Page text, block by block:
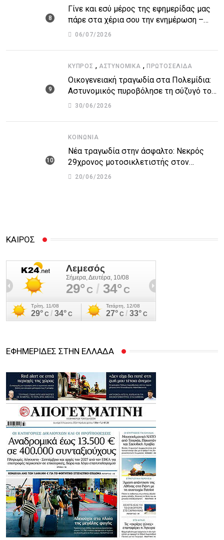
Γίνε και εσύ μέρος της εφημερίδας μας
πάρε στα χέρια σου την ενημέρωση –
στείλε το δικό σου άρθρο την δική σου
06/07/2026
ΚΎΠΡΟΣ , ΑΣΤΥΝΟΜΙΚΆ , ΠΡΩΤΟΣΈΛΙΔΑ
Οικογενειακή τραγωδία στα Πολεμίδια:
Αστυνομικός πυροβόλησε τη σύζυγό του
και αυτοκτόνησε
30/06/2026
ΚΟΙΝΩΝΊΑ
Νέα τραγωδία στην άσφαλτο: Νεκρός
29χρονος μοτοσικλετιστής στον
αυτοκινητόδρομο Πάφου – Λεμεσού
20/06/2026
ΚΑΙΡΟΣ
ΕΦΗΜΕΡΙΔΕΣ ΣΤΗΝ ΕΛΛΑΔΑ